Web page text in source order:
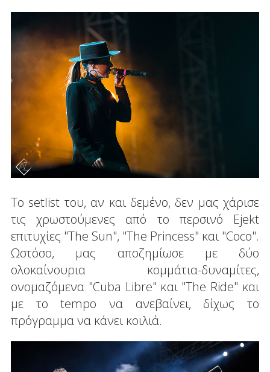
Το setlist του, αν και δεμένο, δεν μας χάρισε
τις χρωστούμενες από το περσινό Ejekt
επιτυχίες "The Sun", "The Princess" και "Coco".
Ωστόσο, μας αποζημίωσε με δύο
ολοκαίνουρια κομμάτια-δυναμίτες,
ονομαζόμενα "Cuba Libre" και "The Ride" και
με το tempo να ανεβαίνει, δίχως το
πρόγραμμα να κάνει κοιλιά.